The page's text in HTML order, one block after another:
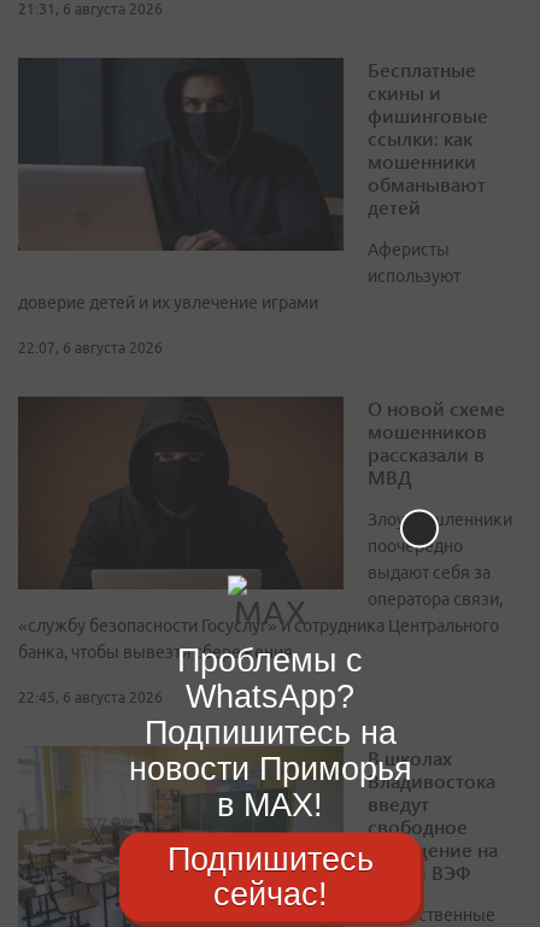
21:31, 6 августа 2026
Бесплатные
скины и
фишинговые
ссылки: как
мошенники
обманывают
детей
Аферисты
используют
доверие детей и их увлечение играми
22:07, 6 августа 2026
О новой схеме
мошенников
рассказали в
МВД
Злоумышленники
поочерёдно
выдают себя за
оператора связи,
«службу безопасности Госуслуг» и сотрудника Центрального
банка, чтобы вывезти сбережения
22:45, 6 августа 2026
В школах
Владивостока
введут
свободное
посещение на
время ВЭФ
Торжественные
Проблемы с
WhatsApp?
Подпишитесь на
новости Приморья
в MAX!
Подпишитесь
сейчас!